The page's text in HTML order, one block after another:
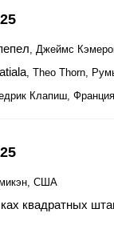
, Джеймс
, Theo Thorn,
Клапиш, Франция
США
квадратных